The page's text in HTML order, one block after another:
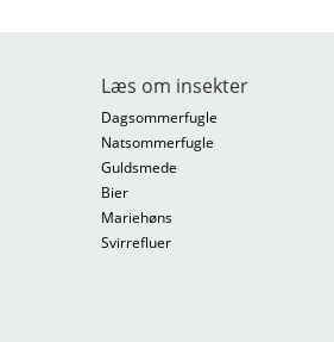
Læs om insekter
Dagsommerfugle
Natsommerfugle
Guldsmede
Bier
Mariehøns
Svirrefluer